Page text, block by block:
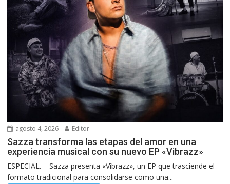
agosto 4, 2026 Editor
Sazza transforma las etapas del amor en una
experiencia musical con su nuevo EP «Vibrazz»
ESPECIAL. – Sazza presenta «Vibrazz», un EP que trasciende el
formato tradicional para consolidarse como una...